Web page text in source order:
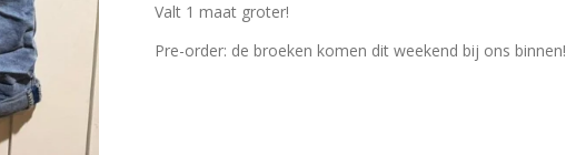
Valt 1 maat groter!
Pre-order: de broeken komen dit weekend bij ons binnen!